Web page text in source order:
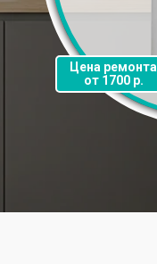
Цена ремонта
от 1700 р.